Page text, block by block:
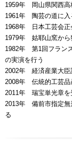
1959年 岡山県関西高
1961年 陶芸の道に入
1968年 日本工芸会正
1979年 姑耶山窯から
1982年 第1回フラン
の実演を行う
2002年 経済産業大臣
2008年 伝統的工芸品
2011年 瑞宝単光章を
2013年 備前市指定無
る